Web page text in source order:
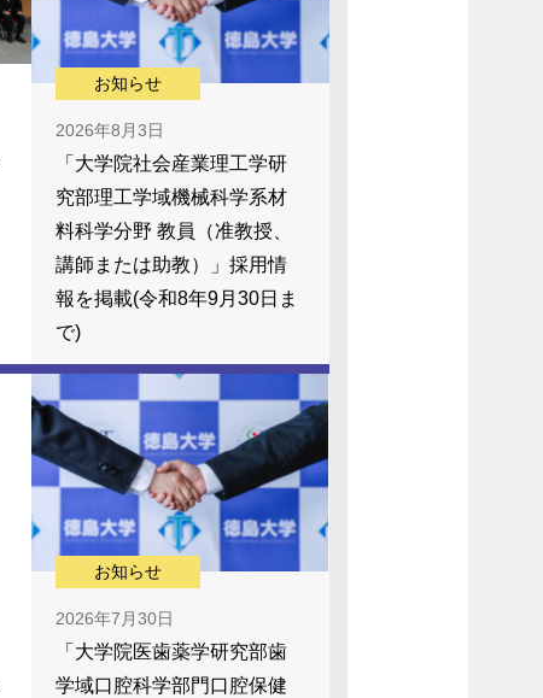
お知らせ
2026年8月3日
「大学院社会産業理工学研
究部理工学域機械科学系材
料科学分野 教員（准教授、
講師または助教）」採用情
報を掲載(令和8年9月30日ま
で)
お知らせ
2026年7月30日
「大学院医歯薬学研究部歯
学域口腔科学部門口腔保健